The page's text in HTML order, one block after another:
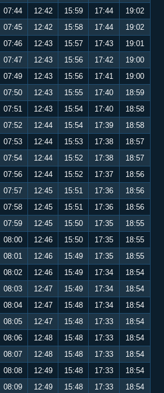
07:44 12:42 15:59 17:44
19:02
07:45 12:42 15:58 17:44
19:02
07:46 12:43 15:57 17:43
19:01
07:47 12:43 15:56 17:42
19:00
07:49 12:43 15:56 17:41
19:00
07:50 12:43 15:55 17:40
18:59
07:51 12:43 15:54 17:40
18:58
07:52 12:44 15:54 17:39
18:58
07:53 12:44 15:53 17:38
18:57
07:54 12:44 15:52 17:38
18:57
07:56 12:44 15:52 17:37
18:56
07:57 12:45 15:51 17:36
18:56
07:58 12:45 15:51 17:36
18:56
07:59 12:45 15:50 17:35
18:55
08:00 12:46 15:50 17:35
18:55
08:01 12:46 15:49 17:35
18:55
08:02 12:46 15:49 17:34
18:54
08:03 12:47 15:49 17:34
18:54
08:04 12:47 15:48 17:34
18:54
08:05 12:47 15:48 17:33
18:54
08:06 12:48 15:48 17:33
18:54
08:07 12:48 15:48 17:33
18:54
08:08 12:49 15:48 17:33
18:54
08:09 12:49 15:48 17:33 18:54